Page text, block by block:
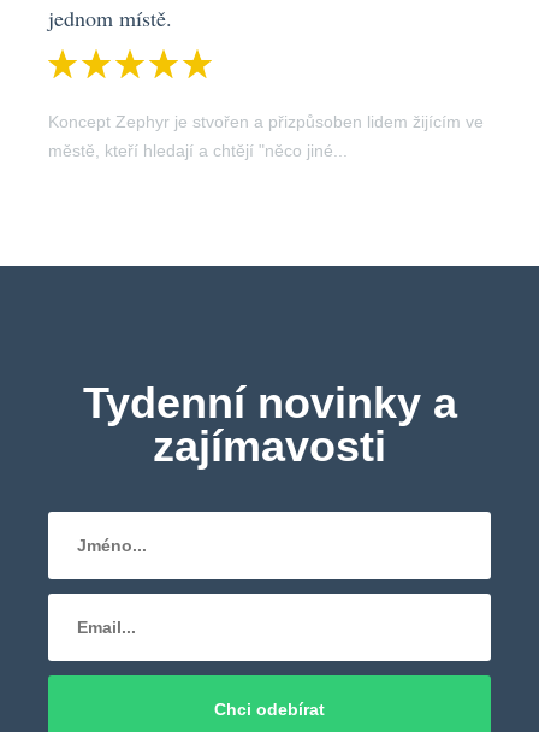
jednom místě.
Koncept Zephyr je stvořen a přizpůsoben lidem žijícím ve
městě, kteří hledají a chtějí "něco jiné...
Tydenní novinky a
zajímavosti